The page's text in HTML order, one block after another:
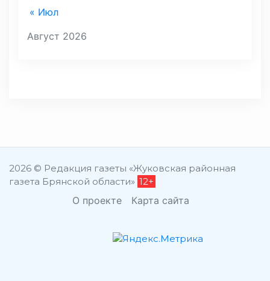
Август 2026
« Июл
2026 © Редакция газеты «Жуковская районная
газета Брянской области» 12+
О проекте Карта сайта